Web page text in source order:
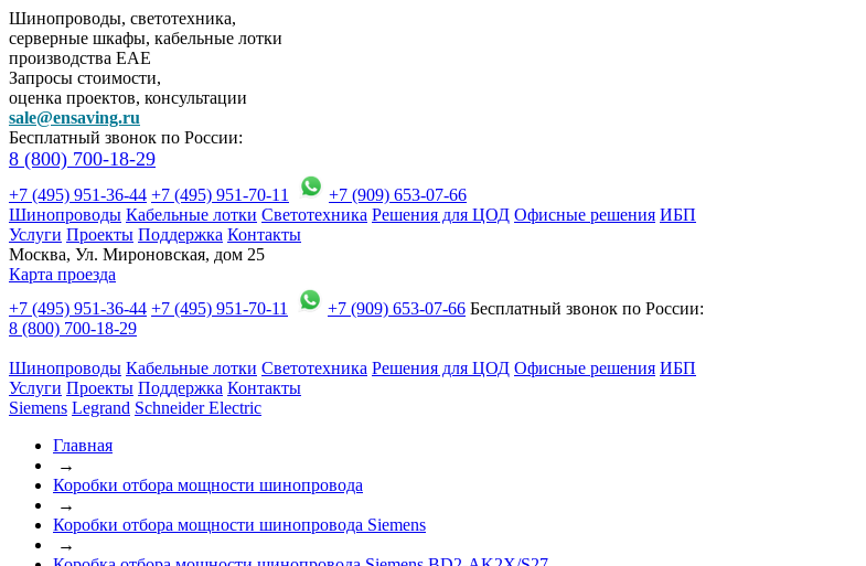
Шинопроводы, светотехника,
серверные шкафы, кабельные лотки
производства EAE
Запросы стоимости,
оценка проектов, консультации
sale@ensaving.ru
Бесплатный звонок по России:
8 (800) 700-18-29
+7 (495) 951-36-44 +7 (495) 951-70-11
+7 (909) 653-07-66
Шинопроводы Кабельные лотки Светотехника Решения для ЦОД Офисные решения ИБП
Услуги Проекты Поддержка Контакты
Москва, Ул. Мироновская, дом 25
Карта проезда
+7 (495) 951-36-44 +7 (495) 951-70-11 +7 (909) 653-07-66 Бесплатный звонок по России:
8 (800) 700-18-29
Шинопроводы Кабельные лотки Светотехника Решения для ЦОД Офисные решения ИБП
Услуги Проекты Поддержка Контакты
Siemens Legrand Schneider Electric
Главная
→
Коробки отбора мощности шинопровода
→
Коробки отбора мощности шинопровода Siemens
→